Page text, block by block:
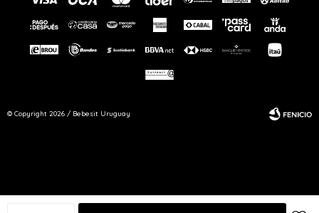
© Copyright 2026 / Bebesit Uruguay
Fenicio